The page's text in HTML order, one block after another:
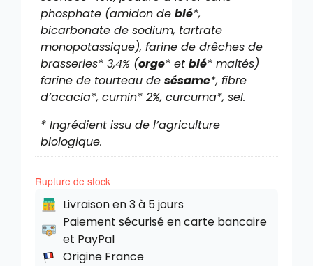
phosphate (amidon de blé*,
bicarbonate de sodium, tartrate
monopotassique), farine de drêches de
brasseries* 3,4% (orge* et blé* maltés)
farine de tourteau de sésame*, fibre
d’acacia*, cumin* 2%, curcuma*, sel.
* Ingrédient issu de l’agriculture
biologique.
Rupture de stock
Livraison en 3 à 5 jours
Paiement sécurisé en carte bancaire
et PayPal
Origine France